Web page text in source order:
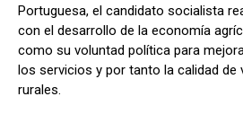
Portuguesa, el candidato socialista
con el desarrollo de la economía
como su voluntad política para
los servicios y por tanto la calidad de
rurales.